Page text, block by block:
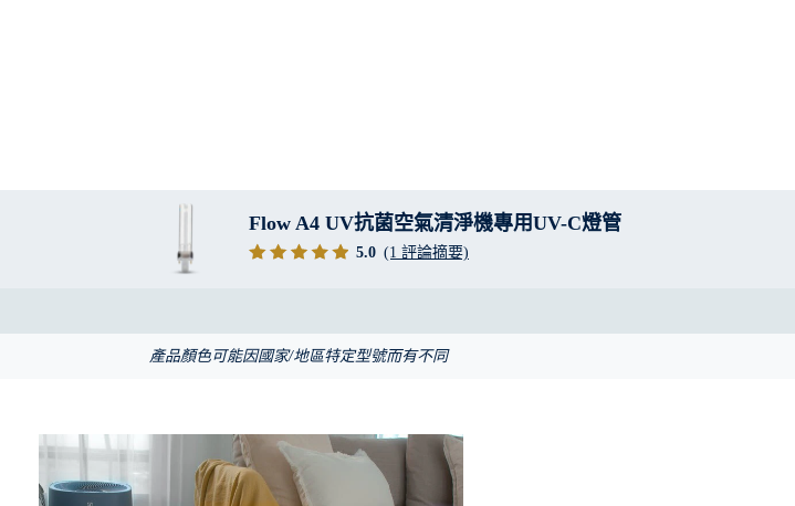
Flow A4 UV抗菌空氣清淨機專用UV-C燈管
5.0 (1 評論摘要)
產品顏色可能因國家/地區特定型號而有不同